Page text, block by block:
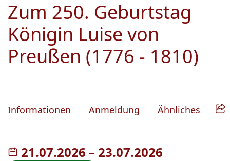
Zum 250. Geburtstag
Königin Luise von
Preußen (1776 - 1810)
Informationen Anmeldung Ähnliches
21.07.2026 – bis
23.07.2026